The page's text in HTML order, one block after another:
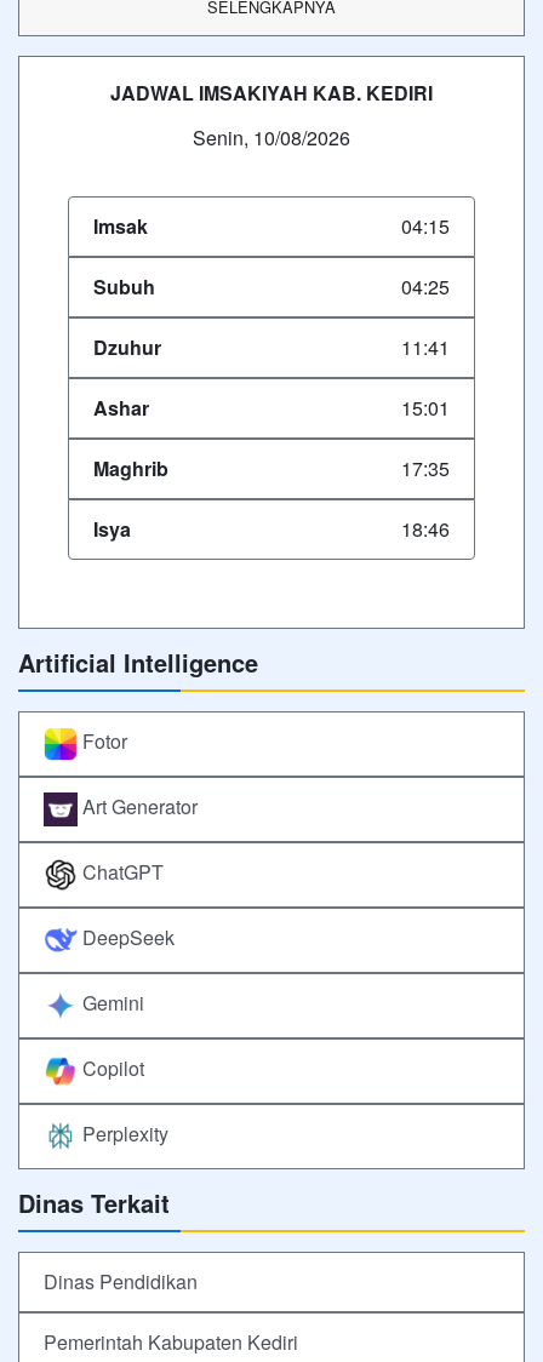
SELENGKAPNYA
JADWAL IMSAKIYAH KAB. KEDIRI
Senin, 10/08/2026
Imsak 04:15
Subuh 04:25
Dzuhur 11:41
Ashar 15:01
Maghrib 17:35
Isya 18:46
Artificial Intelligence
Fotor
Art Generator
ChatGPT
DeepSeek
Gemini
Copilot
Perplexity
Dinas Terkait
Dinas Pendidikan
Pemerintah Kabupaten Kediri